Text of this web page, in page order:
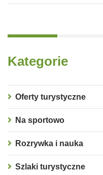
Kategorie
Oferty turystyczne
Na sportowo
Rozrywka i nauka
Szlaki turystyczne